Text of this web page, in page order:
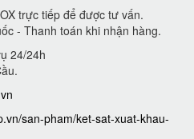
trực tiếp để được tư vấn.
- Thanh toán khi nhận hàng.
24/24h
san-pham/ket-sat-xuat-khau-